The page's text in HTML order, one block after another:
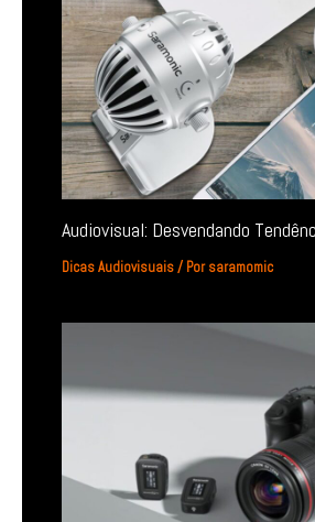
Audiovisual: Desvendando
Dicas Audiovisuais/ Porsaramomic